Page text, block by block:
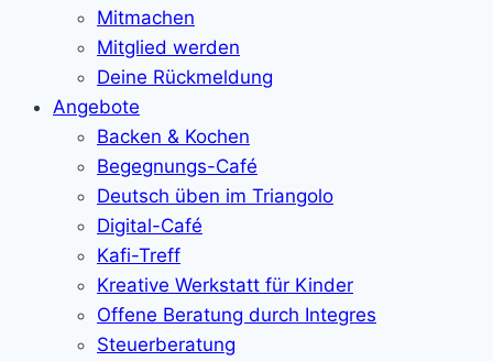
Mitmachen
Mitglied werden
Deine Rückmeldung
Angebote
Backen & Kochen
Begegnungs-Café
Deutsch üben im Triangolo
Digital-Café
Kafi-Treff
Kreative Werkstatt für Kinder
Offene Beratung durch Integres
Steuerberatung